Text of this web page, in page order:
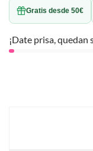
Gratis desde 50€
¡Date prisa, quedan